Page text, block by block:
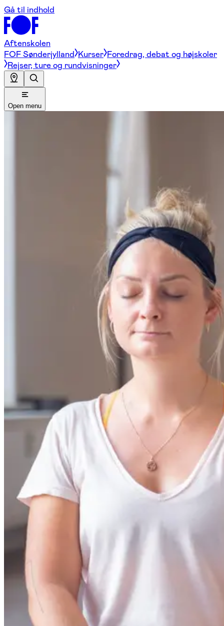
Gå til indhold
Aftenskolen
FOF Sønderjylland Kurser Foredrag, debat og højskoler
Rejser, ture og rundvisninger
Open menu